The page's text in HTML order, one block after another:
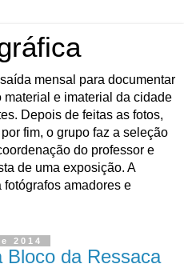
mensal para documentar
e imaterial da cidade
Depois de feitas as fotos,
fim, o grupo faz a seleção
do professor e
de uma exposição. A
amadores e
2014
Bloco da Ressaca